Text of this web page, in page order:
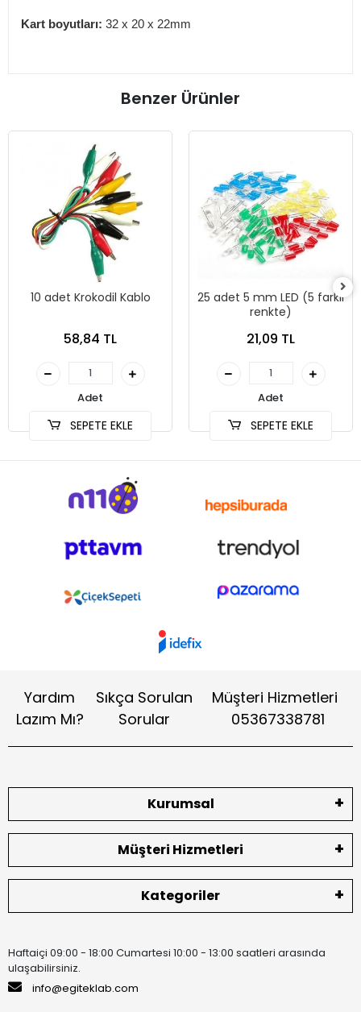
Kart boyutları: 32 x 20 x 22mm
Benzer Ürünler
10 adet Krokodil Kablo
58,84 TL
Adet
SEPETE EKLE
25 adet 5 mm LED (5 farklı
renkte)
21,09 TL
Adet
SEPETE EKLE
Yardım
Lazım Mı?
Sıkça Sorulan
Sorular
Müşteri Hizmetleri
05367338781
Kurumsal
Müşteri Hizmetleri
Kategoriler
Haftaiçi 09:00 - 18:00 Cumartesi 10:00 - 13:00 saatleri arasında
ulaşabilirsiniz.
info@egiteklab.com